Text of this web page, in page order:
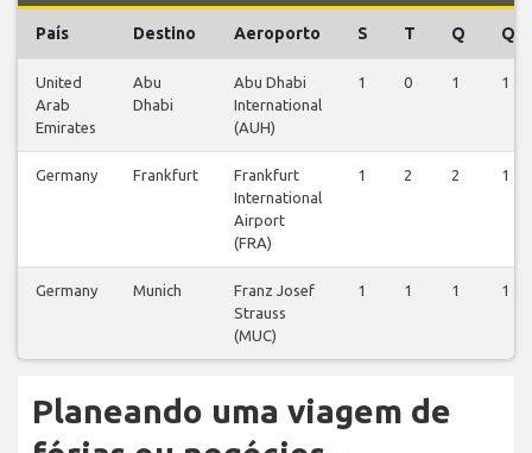
País Destino Aeroporto S T Q Q
United
Arab
Emirates
Abu
Dhabi
Abu Dhabi
International
(AUH)
1 0 1 1
Germany Frankfurt
Frankfurt
International
Airport
(FRA)
1 2 2 1
Germany Munich
Franz Josef
Strauss
(MUC)
1 1 1 1
Planeando uma viagem de